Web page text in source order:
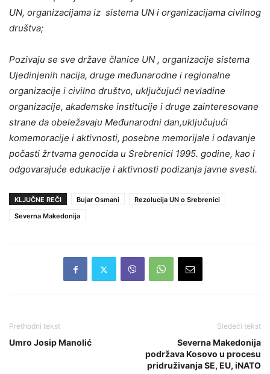
UN, organizacijama iz sistema UN i organizacijama civilnog
društva;
Pozivaju se sve države članice UN , organizacije sistema
Ujedinjenih nacija, druge međunarodne i regionalne
organizacije i civilno društvo, uključujući nevladine
organizacije, akademske institucije i druge zainteresovane
strane da obeležavaju Međunarodni dan,uključujući
komemoracije i aktivnosti, posebne memorijale i odavanje
počasti žrtvama genocida u Srebrenici 1995. godine, kao i
odgovarajuće edukacije i aktivnosti podizanja javne svesti.
KLJUČNE REČI Bujar Osmani
Rezolucija UN o Srebrenici
Severna Makedonija
Prethodni tekst
Umro Josip Manolić
Sledeći tekst
Severna Makedonija
podržava Kosovo u procesu
pridruživanja SE, EU, iNATO